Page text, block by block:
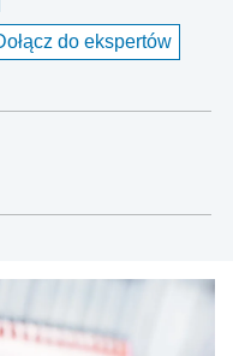
do ekspertów